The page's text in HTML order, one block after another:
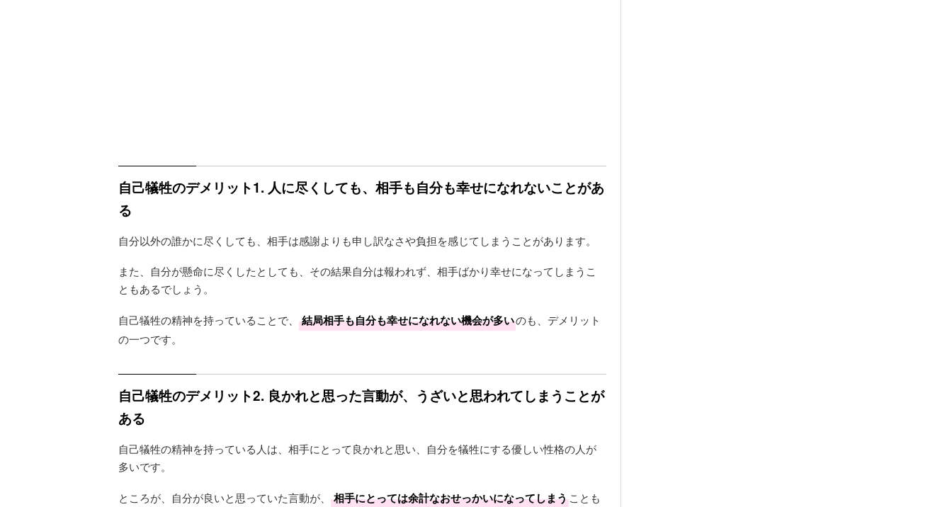
自己犠牲のデメリット1. 人に尽くしても、相手も自分も幸せになれないことがあ
る
自分以外の誰かに尽くしても、相手は感謝よりも申し訳なさや負担を感じてしまうことがあります。
また、自分が懸命に尽くしたとしても、その結果自分は報われず、相手ばかり幸せになってしまうこ
ともあるでしょう。
自己犠牲の精神を持っていることで、 結局相手も自分も幸せになれない機会が多いのも、デメリット
の一つです。
自己犠牲のデメリット2. 良かれと思った言動が、うざいと思われてしまうことが
ある
自己犠牲の精神を持っている人は、相手にとって良かれと思い、自分を犠牲にする優しい性格の人が
多いです。
ところが、自分が良いと思っていた言動が、 相手にとっては余計なおせっかいになってしまうことも